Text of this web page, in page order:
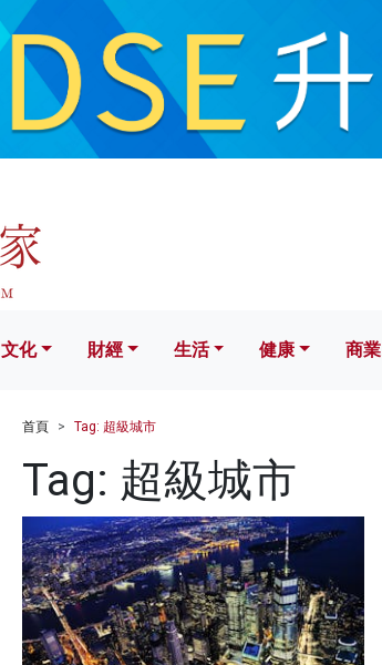
財經 生活 健康
文化 財經 生活 健康 商業
首頁 Tag: 超級城市
Tag: 超級城市